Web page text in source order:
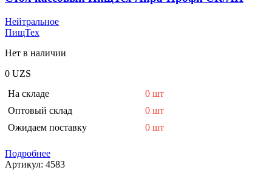
Нейтральное
ПищТех
Нет в наличии
0 UZS
На складе
0 шт
Оптовый склад
0 шт
Ожидаем поставку
0 шт
Подробнее
Артикул: 4583